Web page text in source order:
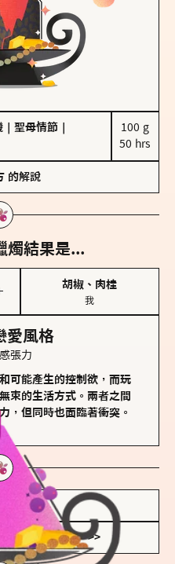
聖母情節
100 g
50 hrs
的解說
燭結果是...
胡椒、肉桂
我
愛風格
張力
可能產生的控制欲，而玩
束的生活方式。兩者之間
，但同時也面臨著衝突。
結果圖
氛類型全解析 >>>